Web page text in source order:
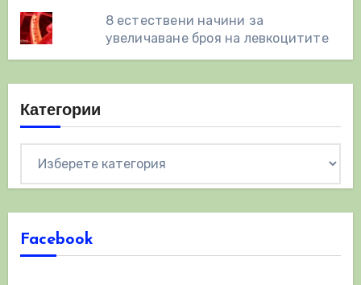
8 eстествени начини за
увеличаване броя на левкоцитите
Категории
Facebook